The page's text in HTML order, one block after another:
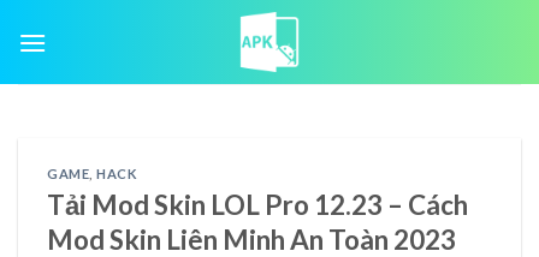
GAME ,HACK
Tải Mod Skin LOL Pro 12.23 – Cách
Mod Skin Liên Minh An Toàn 2023